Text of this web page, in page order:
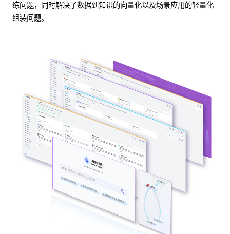
练问题，同时解决了数据到知识的向量化以及场景应用的轻量化
组装问题。